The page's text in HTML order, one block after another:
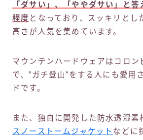
「ダサい」、「ややダサい」と
程度 となっており、スッキリとし
高さが人気を集めています。
マウンテンハードウェアはコロン
で、”ガチ登山”をする人にも愛用
ドです。
また、独自に開発した防水透湿素
スノーストームジャケット などに